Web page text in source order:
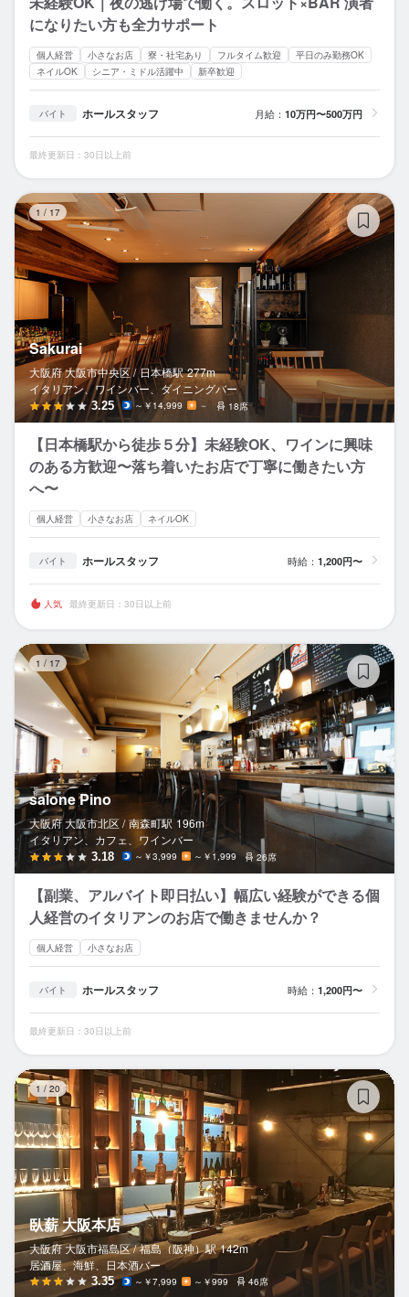
になりたい方も全力サポート
個人経営 小さなお店 寮・社宅あり フルタイム歓迎
平日のみ勤務OK
ネイルOK
シニア・ミドル活躍中 新卒歓迎
バイト ホールスタッフ 月給： 10万円〜500万円
最終更新日：30日以上前
1 / 17
Sakurai
大阪府 大阪市中央区 / 日本橋駅 277m
イタリアン、ワインバー、ダイニングバー
3.25 ～￥14,999 － 18席
【日本橋駅から徒歩５分】未経験OK、ワインに興味
のある方歓迎〜落ち着いたお店で丁寧に働きたい方
へ〜
個人経営 小さなお店 ネイルOK
バイト ホールスタッフ 時給： 1,200円〜
人気 最終更新日：30日以上前
1 / 17
salone Pino
大阪府 大阪市北区 / 南森町駅 196m
イタリアン、カフェ、ワインバー
3.18 ～￥3,999 ～￥1,999 26席
【副業、アルバイト即日払い】幅広い経験ができる個
人経営のイタリアンのお店で働きませんか？
個人経営 小さなお店
バイト ホールスタッフ 時給： 1,200円〜
最終更新日：30日以上前
1 / 20
臥薪 大阪本店
大阪府 大阪市福島区 / 福島（阪神）駅 142m
居酒屋、海鮮、日本酒バー
3.35 ～￥7,999 ～￥999 46席